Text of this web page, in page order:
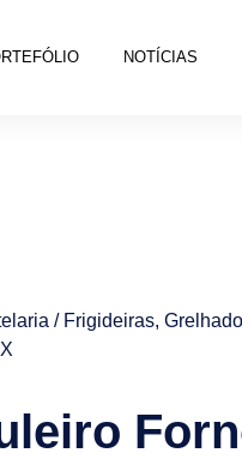
NOTÍCIAS
/ Frigideiras,